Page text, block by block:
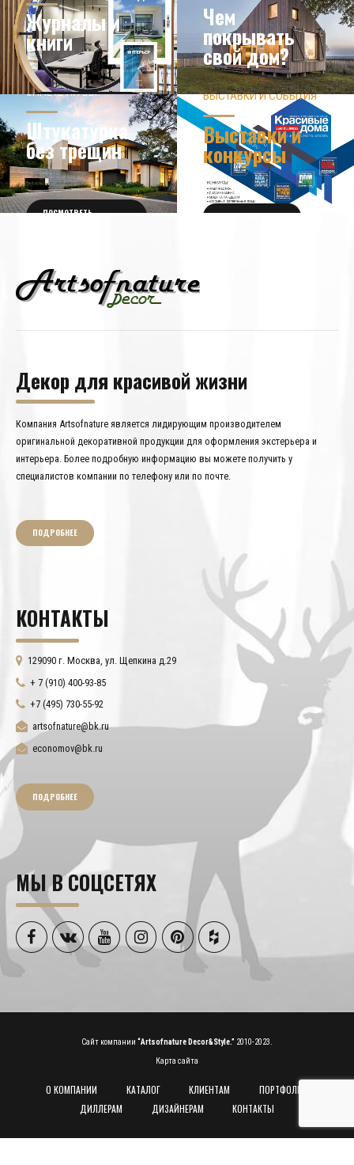
Журналы и
книги
НОВОСТИ ИЗ МИРА
ДИЗАЙНА
Чем
покрывать
свой дом?
УЗНАТЬ БОЛЬШЕ
ЗНАЕТЕ ЛИ ВЫ?
Штукатурка
без трещин
ПОСМОТРЕТЬ
ВЫСТАВКИ И СОБЫТИЯ
Выставки и
конкурсы
ПОЛУЧИТЬ БИЛЕТ
Декор для красивой жизни
Компания Artsofnature является лидирующим производителем
оригинальной декоративной продукции для оформления экстерьера и
интерьера. Более подробную информацию вы можете получить у
специалистов компании по телефону или по почте.
ПОДРОБНЕЕ
КОНТАКТЫ
129090 г. Москва, ул. Щепкина д.29
+ 7 (910) 400-93-85
+7 (495) 730-55-92
artsofnature@bk.ru
economov@bk.ru
ПОДРОБНЕЕ
МЫ В СОЦСЕТЯХ
Сайт компании “Artsofnature Decor&Style.” 2010-2023.
Карта сайта
О КОМПАНИИ КАТАЛОГ КЛИЕНТАМ
ПОРТФОЛИО
ДИЛЛЕРАМ
ДИЗАЙНЕРАМ КОНТАКТЫ